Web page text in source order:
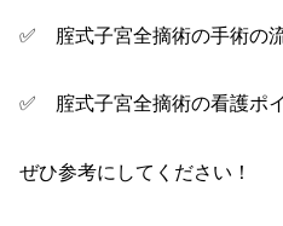
✅ 腟式子宮全摘術の手術の
✅ 腟式子宮全摘術の看護ポ
ぜひ参考にしてください！